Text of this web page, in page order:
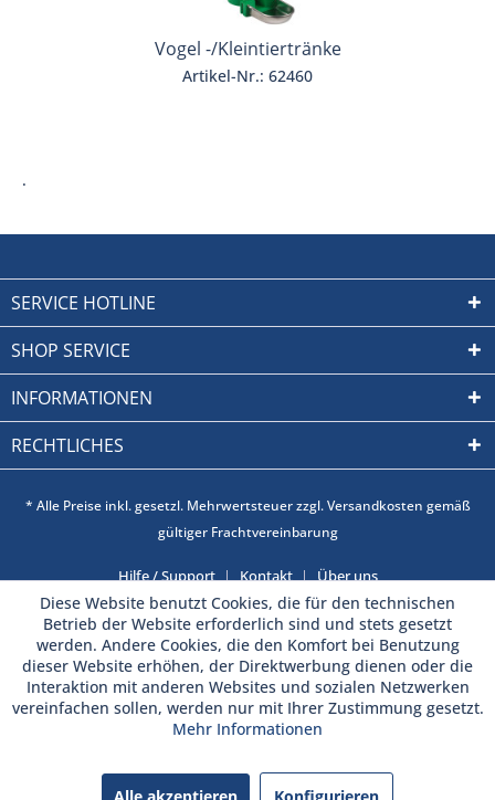
Vogel -/Kleintiertränke
Artikel-Nr.: 62460
.
SERVICE HOTLINE
SHOP SERVICE
INFORMATIONEN
RECHTLICHES
* Alle Preise inkl. gesetzl. Mehrwertsteuer zzgl. Versandkosten gemäß
gültiger Frachtvereinbarung
Hilfe / Support Kontakt Über uns
Diese Website benutzt Cookies, die für den technischen
Betrieb der Website erforderlich sind und stets gesetzt
werden. Andere Cookies, die den Komfort bei Benutzung
dieser Website erhöhen, der Direktwerbung dienen oder die
Interaktion mit anderen Websites und sozialen Netzwerken
vereinfachen sollen, werden nur mit Ihrer Zustimmung gesetzt.
Mehr Informationen